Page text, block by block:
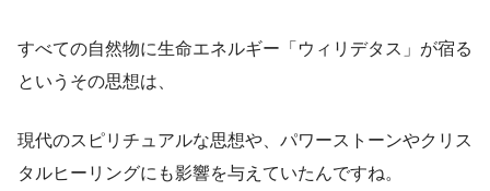
すべての自然物に生命エネルギー「ウィリデタス」が宿る
というその思想は、
現代のスピリチュアルな思想や、パワーストーンやクリス
タルヒーリングにも影響を与えていたんですね。